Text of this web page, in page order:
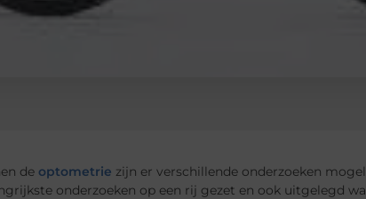
de optometrie zijn er verschillende onderzoeken
onderzoeken op een rij gezet en ook uitgelegd